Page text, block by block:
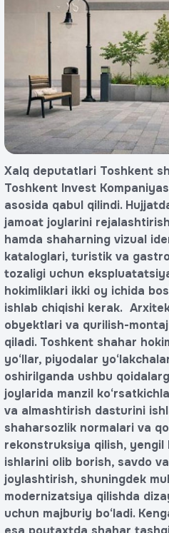
Xalq deputatlari Toshkent
Toshkent Invest
asosida qabul qilindi.
jamoat joylarini
hamda shaharning vizual
kataloglari, turistik va
tozaligi uchun
hokimliklari ikki oy ichida
ishlab chiqishi kerak.
obyektlari va qurilish-
qiladi. Toshkent shahar
yo‘llar, piyodalar
oshirilganda ushbu
joylarida manzil
va almashtirish dasturini
shaharsozlik normalari va
rekonstruksiya qilish, yengil
ishlarini olib borish, savdo
joylashtirish, shuningdek
modernizatsiya qilishda
uchun majburiy bo‘ladi.